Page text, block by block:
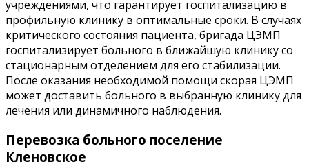
учреждениями, что гарантирует госпитализацию в
профильную клинику в оптимальные сроки. В случаях
критического состояния пациента, бригада ЦЭМП
госпитализирует больного в ближайшую клинику со
стационарным отделением для его стабилизации.
После оказания необходимой помощи скорая ЦЭМП
может доставить больного в выбранную клинику для
лечения или динамичного наблюдения.
Перевозка больного поселение
Кленовское